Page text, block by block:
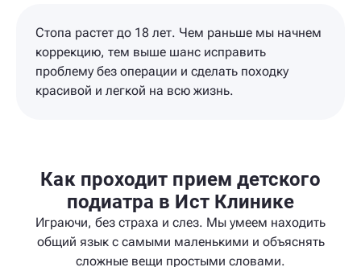
Стопа растет до 18 лет. Чем раньше мы начнем
коррекцию, тем выше шанс исправить
проблему без операции и сделать походку
красивой и легкой на всю жизнь.
Как проходит прием детского
подиатра в Ист Клинике
Играючи, без страха и слез. Мы умеем находить
общий язык с самыми маленькими и объяснять
сложные вещи простыми словами.